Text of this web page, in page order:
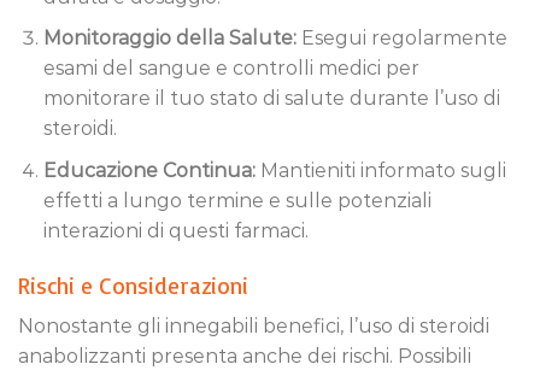
Monitoraggio della Salute:Esegui regolarmente
esami del sangue e controlli medici per
monitorare il tuo stato di salute durante l’uso di
steroidi.
Educazione Continua:Mantieniti informato sugli
effetti a lungo termine e sulle potenziali
interazioni di questi farmaci.
Rischi e Considerazioni
Nonostante gli innegabili benefici, l’uso di steroidi
anabolizzanti presenta anche dei rischi. Possibili